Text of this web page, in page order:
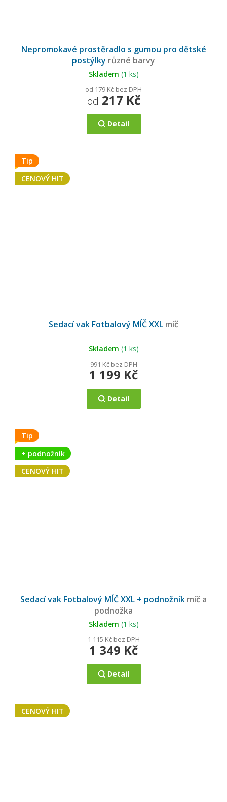
Nepromokavé prostěradlo s gumou pro dětské
postýlky různé barvy
produktu
je
Skladem (1 ks)
od 179 Kč bez DPH
od 217 Kč
Detail
Tip
CENOVÝ HIT
Sedací vak Fotbalový MÍČ XXL míč
produktu
Skladem (1 ks)
991 Kč bez DPH
1 199 Kč
Detail
Tip
+ podnožník
CENOVÝ HIT
Sedací vak Fotbalový MÍČ XXL + podnožník míč a
podnožka
produktu
je
Skladem (1 ks)
1 115 Kč bez DPH
1 349 Kč
Detail
CENOVÝ HIT